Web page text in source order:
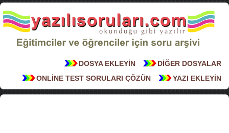
DİĞER DOSYALAR
DOSYA EKLEYİN
YAZI EKLEYİN
ONLİNE TEST SORULARI ÇÖZÜN